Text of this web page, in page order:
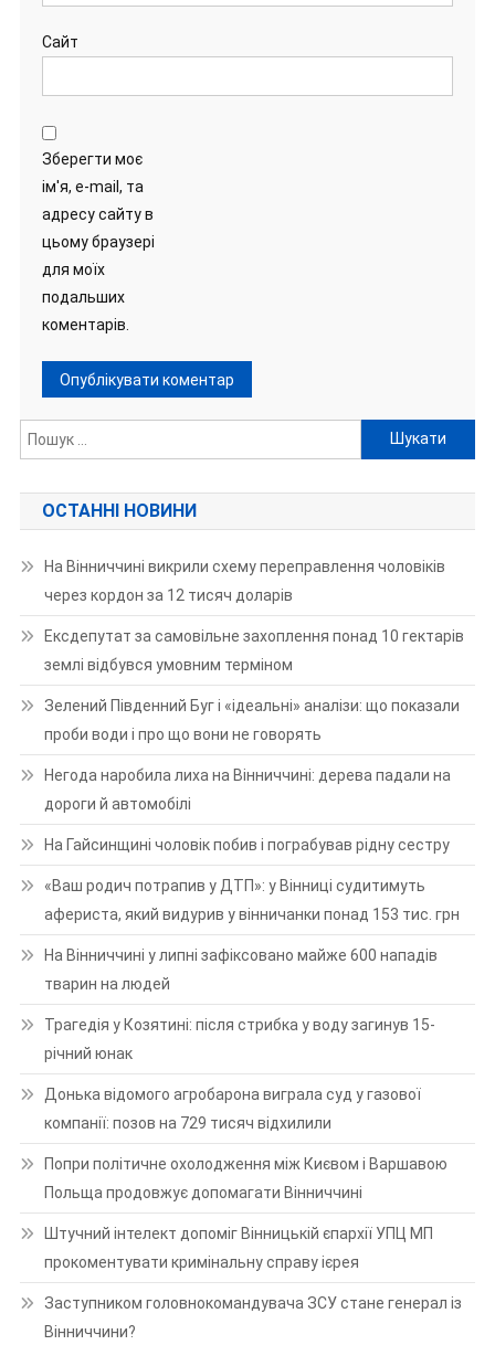
Сайт
Зберегти моє
ім'я, e-mail, та
адресу сайту в
цьому браузері
для моїх
подальших
коментарів.
Пошук:
ОСТАННІ НОВИНИ
На Вінниччині викрили схему переправлення чоловіків
через кордон за 12 тисяч доларів
Ексдепутат за самовільне захоплення понад 10 гектарів
землі відбувся умовним терміном
Зелений Південний Буг і «ідеальні» аналізи: що показали
проби води і про що вони не говорять
Негода наробила лиха на Вінниччині: дерева падали на
дороги й автомобілі
На Гайсинщині чоловік побив і пограбував рідну сестру
«Ваш родич потрапив у ДТП»: у Вінниці судитимуть
афериста, який видурив у вінничанки понад 153 тис. грн
На Вінниччині у липні зафіксовано майже 600 нападів
тварин на людей
Трагедія у Козятині: після стрибка у воду загинув 15-
річний юнак
Донька відомого агробарона виграла суд у газової
компанії: позов на 729 тисяч відхилили
Попри політичне охолодження між Києвом і Варшавою
Польща продовжує допомагати Вінниччині
Штучний інтелект допоміг Вінницькій єпархії УПЦ МП
прокоментувати кримінальну справу ієрея
Заступником головнокомандувача ЗСУ стане генерал із
Вінниччини?